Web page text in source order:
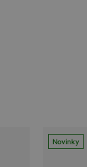
Novinky